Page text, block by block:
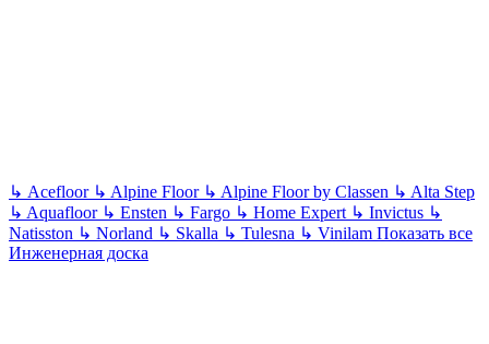
↳ Acefloor ↳ Alpine Floor ↳ Alpine Floor by Classen ↳ Alta Step
↳ Aquafloor ↳ Ensten ↳ Fargo ↳ Home Expert ↳ Invictus ↳
Natisston ↳ Norland ↳ Skalla ↳ Tulesna ↳ Vinilam Показать все
Инженерная доска